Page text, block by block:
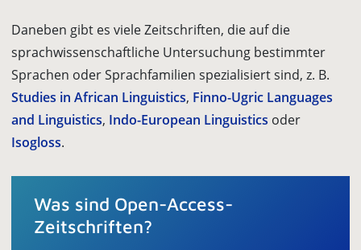
Daneben gibt es viele Zeitschriften, die auf die
sprachwissenschaftliche Untersuchung bestimmter
Sprachen oder Sprachfamilien spezialisiert sind, z. B.
Studies in African Linguistics, Finno-Ugric Languages
and Linguistics, Indo-European Linguistics oder
Isogloss.
Was sind Open-Access-
Zeitschriften?